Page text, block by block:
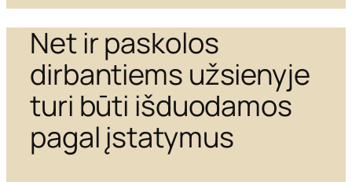
Net ir paskolos
dirbantiems užsienyje
turi būti išduodamos
pagal įstatymus